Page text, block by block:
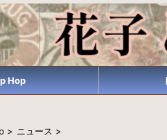
Hop
> ニュース >